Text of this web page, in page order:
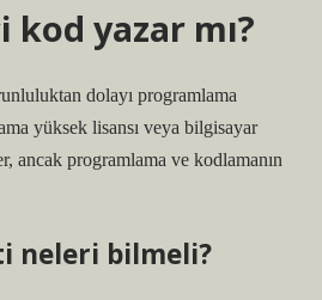
yazar mı?
dolayı programlama
yüksek lisansı veya bilgisayar
ancak programlama ve kodlamanın
neleri bilmeli?